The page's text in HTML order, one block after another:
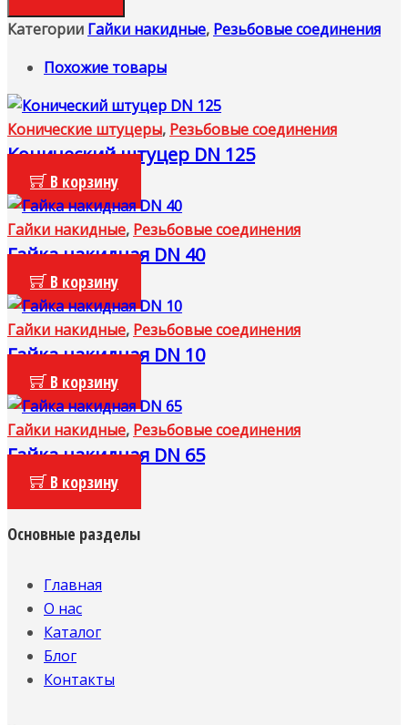
Категории Гайки накидные, Резьбовые соединения
Похожие товары
Конические штуцеры, Резьбовые соединения
Конический штуцер DN 125
В корзину
Гайки накидные, Резьбовые соединения
Гайка накидная DN 40
В корзину
Гайки накидные, Резьбовые соединения
Гайка накидная DN 10
В корзину
Гайки накидные, Резьбовые соединения
Гайка накидная DN 65
В корзину
Основные разделы
Главная
О нас
Каталог
Блог
Контакты